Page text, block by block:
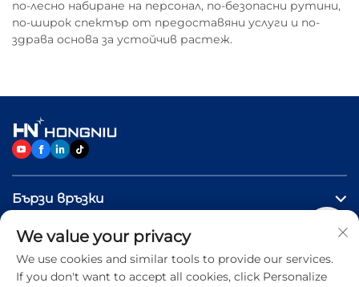
по-лесно набиране на персонал, по-безопасни рутини,
по-широк спектър от предоставяни услуги и по-
здрава основа за устойчив растеж.
Бързи връзки
ПРОДУКТИ
We value your privacy
We use cookies and similar tools to provide our services.
If you don't want to accept all cookies, click Personalize